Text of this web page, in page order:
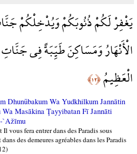
يَغْفِرْ لَكُمْ ذُنُوبَكُمْ وَيُدْخِلْكُمْ
الْأَنْهَارُ وَمَسَاكِنَ طَيِّبَةً فِي
الْعَظِيمُ﴿١٢﴾
Dhunūbakum Wa Yudkhilkum Jannātin
Masākina Ţayyibatan Fī Jannāti
`Ažīmu
vous fera entrer dans des Paradis sous
des demeures agréables dans les Paradis